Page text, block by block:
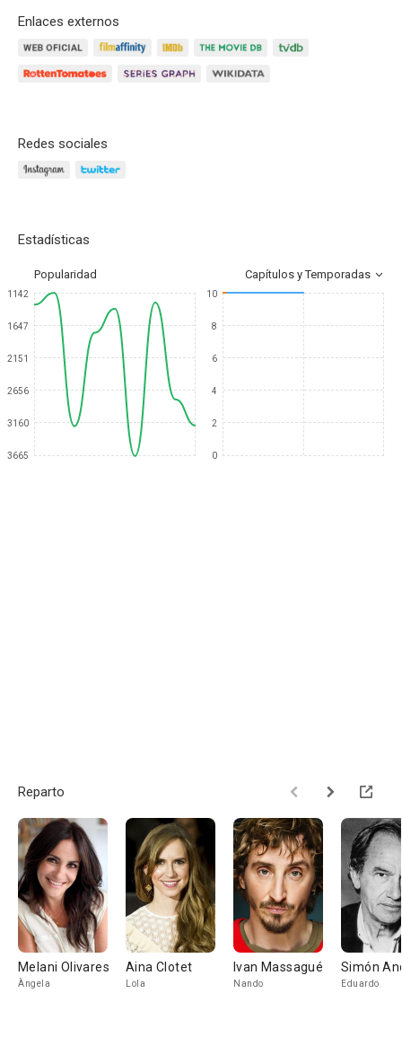
Enlaces externos
Redes sociales
Estadísticas
Popularidad Capítulos y Temporadas
1142
1647
2151
2656
3160
3665
10
8
6
4
2
0
Reparto
Melani Olivares
Àngela
Aina Clotet
Lola
Ivan Massagué
Nando
Simón
Eduardo